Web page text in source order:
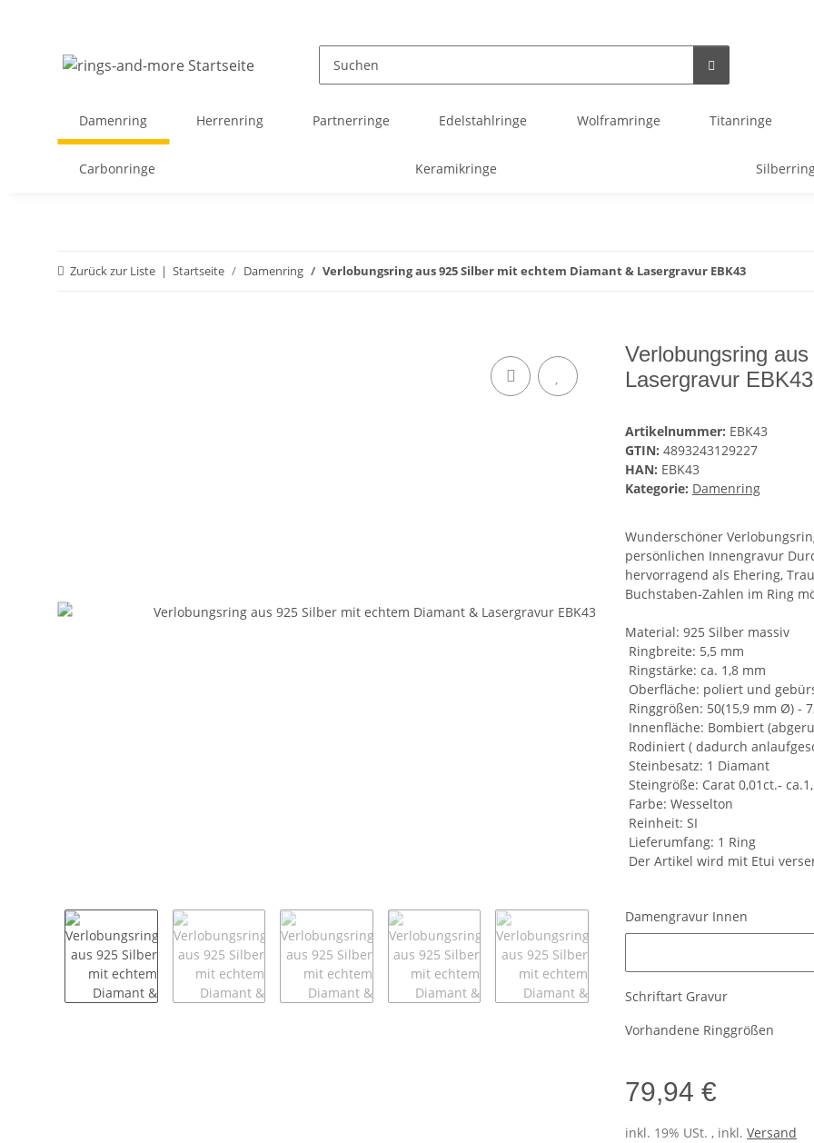
Damenring Herrenring Partnerringe Edelstahlringe Wolframringe Titanringe
Carbonringe Keramikringe
Zurück zur Liste Startseite Damenring Verlobungsring aus 925 Silber mit echtem Diamant & Lasergravur EBK43
Verlobungsring
Lasergravur EBK43
Artikelnummer: EBK43
GTIN: 4893243129227
HAN: EBK43
Kategorie: Damenring
Wunderschöner
persönlichen Innengravur
hervorragend als Ehering,
Buchstaben-Zahlen im Ring
Material: 925 Silber massiv
Ringbreite: 5,5 mm
Ringstärke: ca. 1,8 mm
Oberfläche: poliert und
Ringgrößen: 50(15,9 mm Ø) -
Innenfläche: Bombiert
Rodiniert ( dadurch
Steinbesatz: 1 Diamant
Steingröße: Carat 0,01ct.-
Farbe: Wesselton
Reinheit: SI
Lieferumfang: 1 Ring
Der Artikel wird mit Etui
Damengravur Innen
Schriftart Gravur
Vorhandene Ringgrößen
79,94 €
inkl. 19% USt. , inkl. Versand